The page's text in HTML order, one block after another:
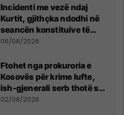
Incidenti me vezë ndaj
Kurtit, gjithçka ndodhi në
seancën konstituive të
Kuvendit
06/08/2026
Ftohet nga prokuroria e
Kosovës për krime lufte,
ish-gjenerali serb thotë se
dikush e tradhtoi në
02/08/2026